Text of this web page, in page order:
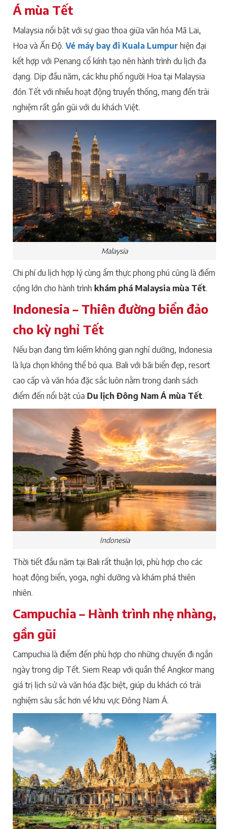
Á mùa Tết
Malaysia nổi bật với sự giao thoa giữa văn hóa Mã Lai,
Hoa và Ấn Độ. Vé máy bay đi Kuala Lumpur hiện đại
kết hợp với Penang cổ kính tạo nên hành trình du lịch đa
dạng. Dịp đầu năm, các khu phố người Hoa tại Malaysia
đón Tết với nhiều hoạt động truyền thống, mang đến trải
nghiệm rất gần gũi với du khách Việt.
Malaysia
Chi phí du lịch hợp lý cùng ẩm thực phong phú cũng là điểm
cộng lớn cho hành trình khám phá Malaysia mùa Tết.
Indonesia – Thiên đường biển đảo
cho kỳ nghỉ Tết
Nếu bạn đang tìm kiếm không gian nghỉ dưỡng, Indonesia
là lựa chọn không thể bỏ qua. Bali với bãi biển đẹp, resort
cao cấp và văn hóa đặc sắc luôn nằm trong danh sách
điểm đến nổi bật của Du lịch Đông Nam Á mùa Tết.
Indonesia
Thời tiết đầu năm tại Bali rất thuận lợi, phù hợp cho các
hoạt động biển, yoga, nghỉ dưỡng và khám phá thiên
nhiên.
Campuchia – Hành trình nhẹ nhàng,
gần gũi
Campuchia là điểm đến phù hợp cho những chuyến đi ngắn
ngày trong dịp Tết. Siem Reap với quần thể Angkor mang
giá trị lịch sử và văn hóa đặc biệt, giúp du khách có trải
nghiệm sâu sắc hơn về khu vực Đông Nam Á.